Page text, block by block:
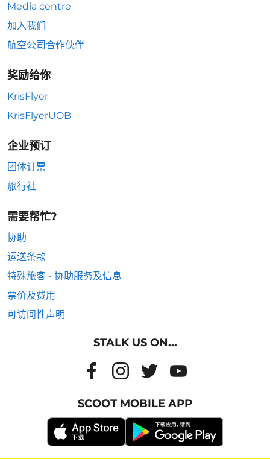
Media centre
加入我们
航空公司合作伙伴
奖励给你
KrisFlyer
KrisFlyerUOB
企业预订
团体订票
旅行社
需要帮忙?
协助
运送条款
特殊旅客 - 协助服务及信息
票价及费用
可访问性声明
STALK US ON...
SCOOT MOBILE APP